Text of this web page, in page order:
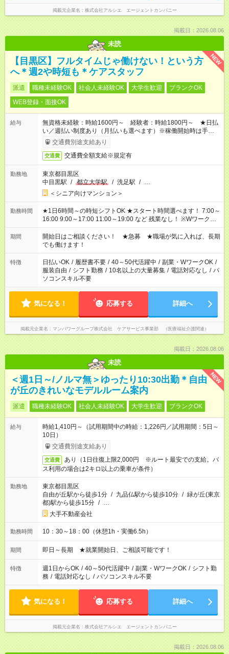
掲載元企業名 株式会社アルシエ エージェントカンパニー
掲載日：2026.08.06
未読
NEW
【目黒区】フルタイムじゃ働けない！という方
へ＊週2や時短も＊ケアスタッフ
派遣 職種未経験OK 社会人未経験OK 大学生歓迎
ブランクOK
WEB登録・面接OK
給与
無資格未経験：時給1600円～ 経験者：時給1800円～ ★日払
い／週払い制度あり（月払いも選べます）※稼働開始時は手続き
完了次第のお支払いとなります。
交通費別途支給あり
交通費 交通費全額支給※規定有
勤務地
東京都目黒区
中目黒駅 / 都立大学駅 / 洗足駅 / …
＜シニア向けマンション＞
勤務時間
★1日6時間～の時短シフトOK ★スタート時間選べます！ 7:00～
16:00 9:00～17:00 11:00～19:00 など 残業なし！ ※Wワークの
場合、他のお仕事と合わせ週40時間超の就業はご案内できませ
ん ※法令に基づき、週20時間以上勤務は社会保険への加入対象
となります ※労働者派遣法（日雇い派遣の原則禁止）により、
短時間・短期間の就業はご案内が難しい場合があります
期間
開始日はご相談ください！ ★急募 ★職場が気に入れば、長期
でも働けます！
特徴 日払いOK / 履歴書不要 / 40～50代活躍中 / 副業・WワークOK /
服装自由 / シフト勤務 / 10名以上の大量募集 / 電話対応なし / パ
ソコンスキル不要
気になる！ 応募する 詳細へ
掲載元企業名 マンパワーグループ株式会社 ケアサービス事業部 （医療福祉介護関連）
掲載日：2026.08.06
未読
NEW
＜週1日～/ノルマ無＞ゆったり10:30出勤＊自由
が丘のきれいなモデルルーム案内
派遣 職種未経験OK 社会人未経験OK 大学生歓迎 ブランクOK
給与
時給1,410円～（試用期間中の時給：1,226円／試用期間：5日～
10日）
交通費別途支給あり
交通費
あり（1日往復上限2,000円 ※ルート最安での支給。バ
ス利用の場合は2キロ以上の乗車が条件）
勤務地
東京都目黒区
自由が丘駅から徒歩1分 / 九品仏駅から徒歩10分 / 緑が丘(東京
都)駅から徒歩15分 / …
大手不動産会社
勤務時間 10：30～18：00（休憩1h・実働6.5h）
期間 即日～長期 ★就業開始日、ご相談可能です！
特徴 週1日からOK / 40～50代活躍中 / 副業・WワークOK / シフト勤
務 / 電話対応なし / パソコンスキル不要
気になる！ 応募する 詳細へ
掲載元企業名 株式会社アルシエ エージェントカンパニー
掲載日：2026.08.06